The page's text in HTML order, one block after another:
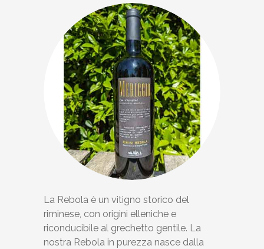
La Rebola è un vitigno storico del
riminese, con origini elleniche e
riconducibile al grechetto gentile. La
nostra Rebola in purezza nasce dalla